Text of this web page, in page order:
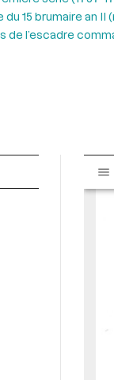
du 15 brumaire an II
l’escadre
s